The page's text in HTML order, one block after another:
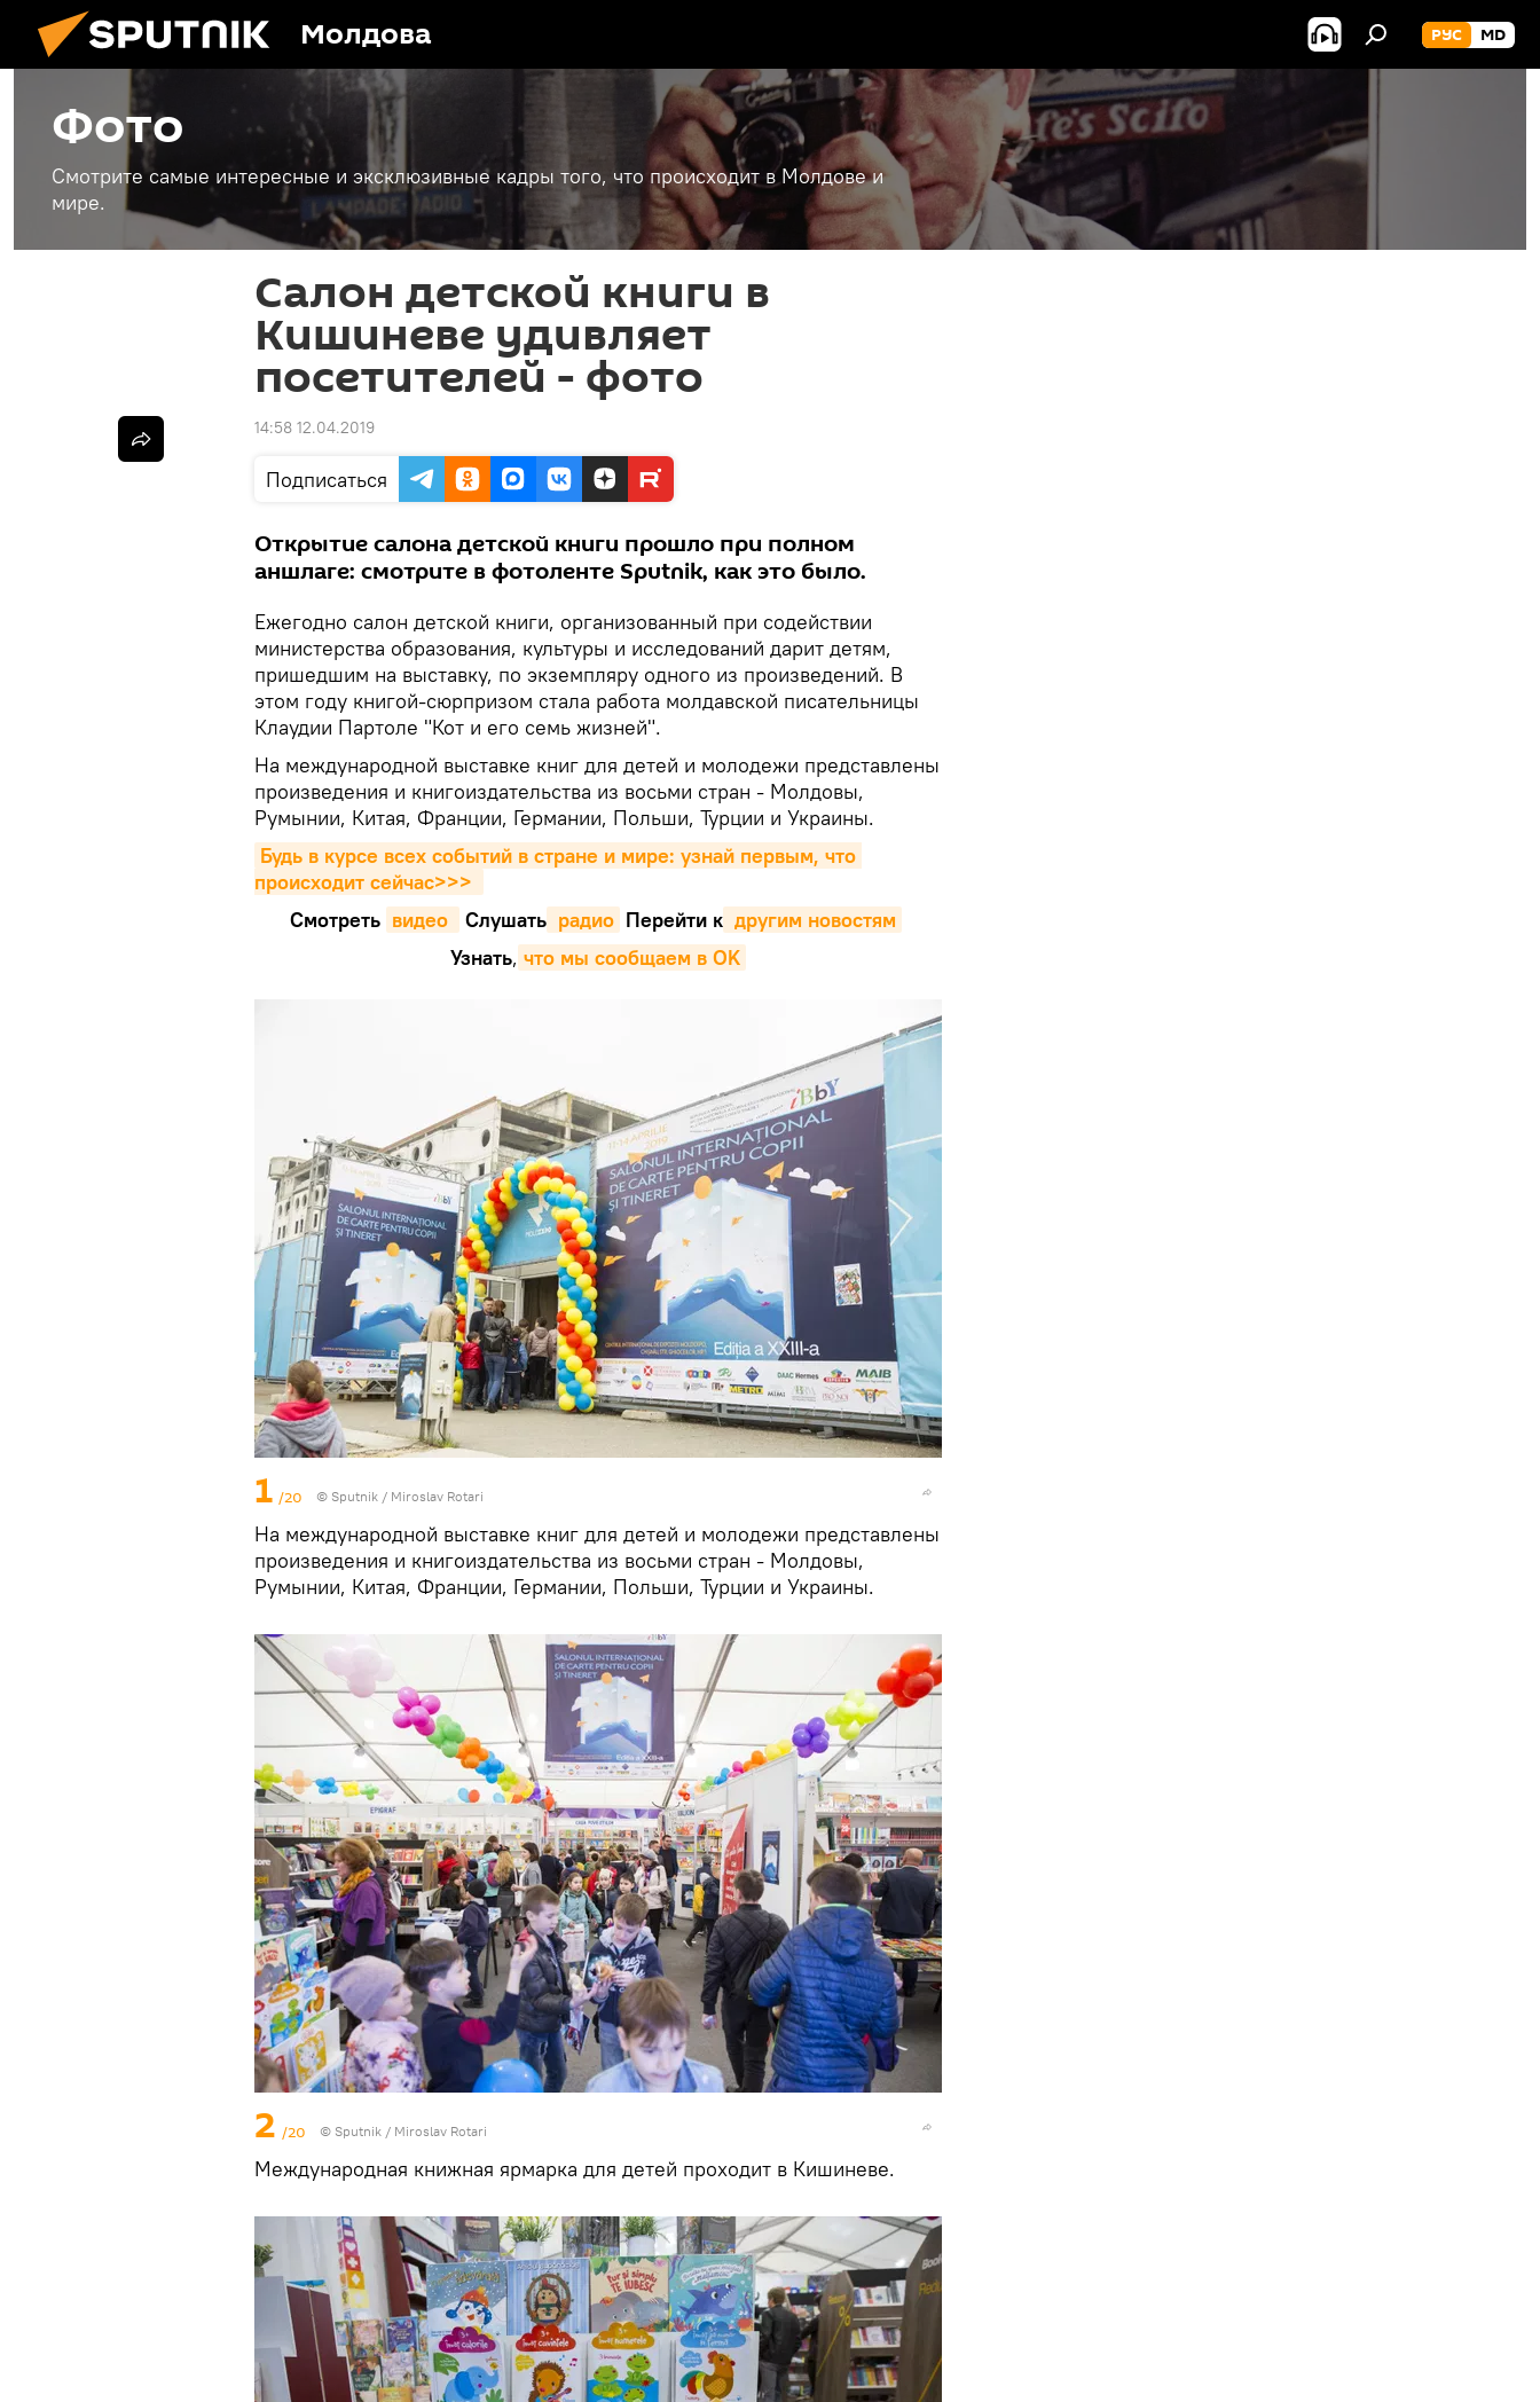
Молдова РУС MD
Фото
Смотрите самые интересные и эксклюзивные кадры того, что происходит в Молдове и
мире.
Салон детской книги в
Кишиневе удивляет
посетителей - фото
14:58 12.04.2019
Подписаться
Открытие салона детской книги прошло при полном
аншлаге: смотрите в фотоленте Sputnik, как это было.
Ежегодно салон детской книги, организованный при содействии
министерства образования, культуры и исследований дарит детям,
пришедшим на выставку, по экземпляру одного из произведений. В
этом году книгой-сюрпризом стала работа молдавской писательницы
Клаудии Партоле "Кот и его семь жизней".
На международной выставке книг для детей и молодежи представлены
произведения и книгоиздательства из восьми стран - Молдовы,
Румынии, Китая, Франции, Германии, Польши, Турции и Украины.
Будь в курсе всех событий в стране и мире: узнай первым, что
происходит сейчаc>>>
Смотреть видео Cлушать радио Перейти к другим новостям
Узнать, что мы сообщаем в OK
1 /20 © Sputnik / Miroslav Rotari
На международной выставке книг для детей и молодежи представлены
произведения и книгоиздательства из восьми стран - Молдовы,
Румынии, Китая, Франции, Германии, Польши, Турции и Украины.
2 /20 © Sputnik / Miroslav Rotari
Международная книжная ярмарка для детей проходит в Кишиневе.